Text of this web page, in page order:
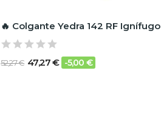
🔥 Colgante Yedra 142 RF Ignífugo
52,27 € 47,27 € -5,00 €